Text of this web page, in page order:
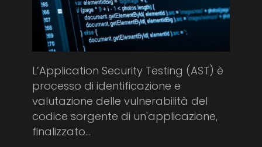
L’Application Security Testing (AST) è
processo di identificazione e
valutazione delle vulnerabilità del
codice sorgente di un'applicazione,
finalizzato...